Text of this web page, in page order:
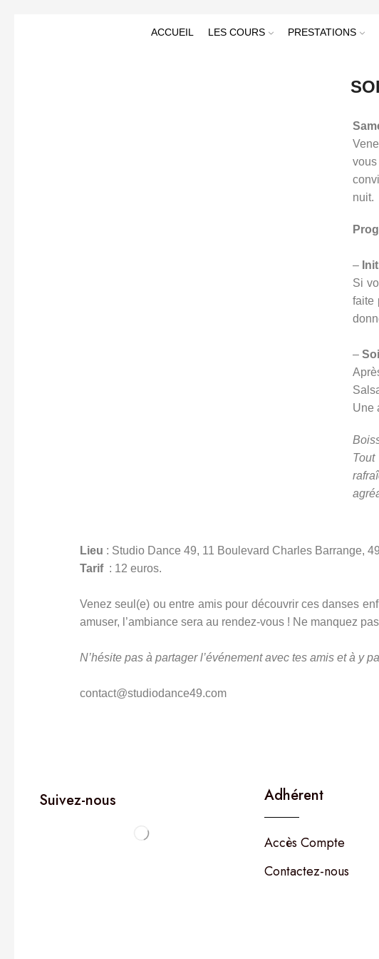
ACCUEIL LES COURS PRESTATIONS
nuit.
–
Si
faite
–
Une
Lieu : Studio Dance 49, 11 Boulevard Charles Barrange,
Tarif: 12 euros.
Venez seul(e) ou entre amis pour découvrir ces danses
amuser, l’ambiance sera au rendez-vous ! Ne manquez
N’hésite pas à partager l’événement avec tes amis et à y
contact@studiodance49.com
Suivez-nous Adhérent
Accès Compte
Contactez-nous